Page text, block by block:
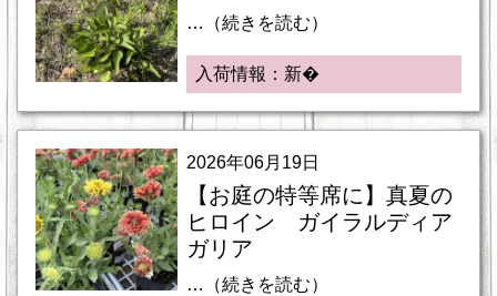
…（続きを読む）
入荷情報：新�
2026年06月19日
【お庭の特等席に】真夏の
ヒロイン ガイラルディア
ガリア
…（続きを読む）